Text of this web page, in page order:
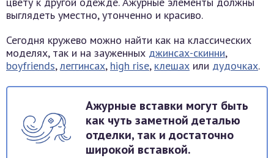
выглядеть уместно, утонченно и красиво.
Сегодня кружево можно найти как на классических
моделях, так и на зауженных джинсах-скинни,
boyfriends,леггинсах, high rise, клешах или дудочках.
Ажурные вставки могут быть
как чуть заметной деталью
отделки, так и достаточно
широкой вставкой.